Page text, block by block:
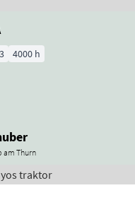
4000 h
am Thurn
traktor